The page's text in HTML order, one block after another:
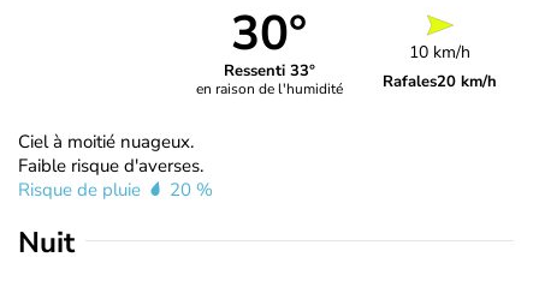
30°
Ressenti 33°
en raison de l'humidité
10 km/h
Rafales20 km/h
Ciel à moitié nuageux.
Faible risque d'averses.
Risque de pluie
20 %
Nuit